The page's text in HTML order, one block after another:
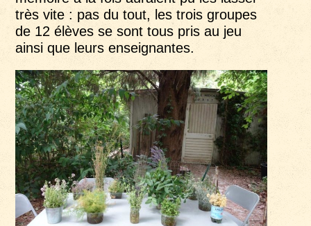
très vite : pas du tout, les trois groupes
de 12 élèves se sont tous pris au jeu
ainsi que leurs enseignantes.